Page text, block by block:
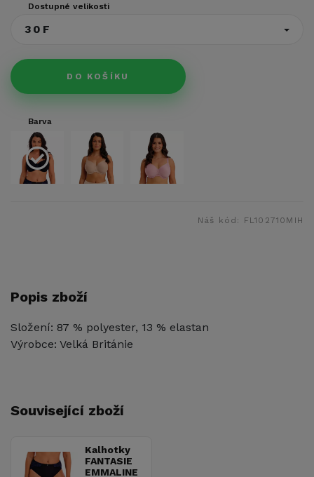
Dostupné velikosti
30F
DO KOŠÍKU
Barva
Náš kód: FL102710MIH
Popis zboží
Složení: 87 % polyester, 13 % elastan
Výrobce: Velká Británie
Související zboží
Kalhotky
FANTASIE
EMMALINE